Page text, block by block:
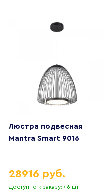
Люстра подвесная
Mantra Smart 9016
Доступно к заказу: 46 шт.
28916 руб.